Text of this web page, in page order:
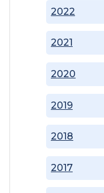
2017
2018
2019
2020
2021
2022